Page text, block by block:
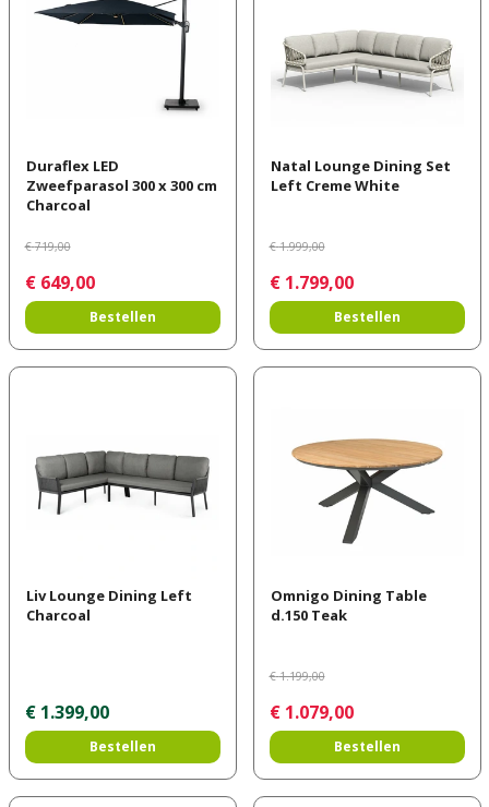
Duraflex LED
Zweefparasol 300 x 300 cm
Charcoal
€ 719,00
€ 649,00
Bestellen
Natal Lounge Dining Set
Left Creme White
€ 1.999,00
€ 1.799,00
Bestellen
Liv Lounge Dining Left
Charcoal
€ 1.399,00
Bestellen
Omnigo Dining Table
d.150 Teak
€ 1.199,00
€ 1.079,00
Bestellen